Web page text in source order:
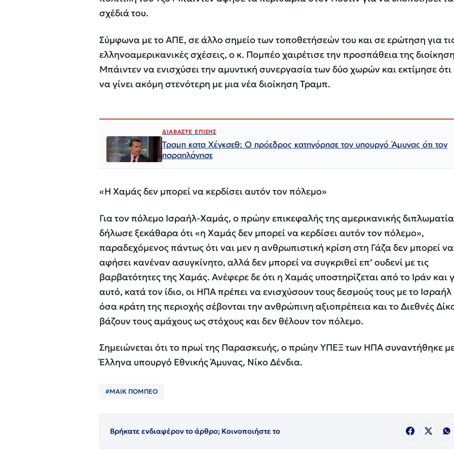
σχέδιά του.
Σύμφωνα με το ΑΠΕ, σε άλλο σημείο των τοποθετήσεών του και σε ερώτηση για
ελληνοαμερικανικές σχέσεις, ο κ. Πομπέο χαιρέτισε την προσπάθεια της
Μπάιντεν να ενισχύσει την αμυντική συνεργασία των δύο χωρών και εκτίμησε
να γίνει ακόμη στενότερη με μια νέα διοίκηση Τραμπ.
ΔΙΑΒΑΣΤΕ ΕΠΙΣΗΣ
Τραμπ κατα Χέγκσεθ: Ο πρόεδρος κατηγόρησε τον υπουργό Άμυνας ότι τον
παραπλάνησε
«Η Χαμάς δεν μπορεί να κερδίσει αυτόν τον πόλεμο»
Για τον πόλεμο Ισραήλ-Χαμάς, ο πρώην επικεφαλής της αμερικανικής
δήλωσε ξεκάθαρα ότι «η Χαμάς δεν μπορεί να κερδίσει αυτόν τον πόλεμο»,
παραδεχόμενος πάντως ότι ναι μεν η ανθρωπιστική κρίση στη Γάζα δεν μπορεί να
αφήσει κανέναν ασυγκίνητο, αλλά δεν μπορεί να συγκριθεί επ’ ουδενί με τις
βαρβατότητες της Χαμάς. Ανέφερε δε ότι η Χαμάς υποστηρίζεται από το Ιράν και
αυτό, κατά τον ίδιο, οι ΗΠΑ πρέπει να ενισχύσουν τους δεσμούς τους με το Ισραήλ
όσα κράτη της περιοχής σέβονται την ανθρώπινη αξιοπρέπεια και το Διεθνές
βάζουν τους αμάχους ως στόχους και δεν θέλουν τον πόλεμο.
Σημειώνεται ότι το πρωί της Παρασκευής, ο πρώην ΥΠΕΞ των ΗΠΑ συναντήθηκε
Έλληνα υπουργό Εθνικής Άμυνας, Νίκο Δένδια.
#ΜΑΙΚ ΠΟΜΠΕΟ
Βρήκατε ενδιαφέρον το άρθρο; Κοινοποιήστε το